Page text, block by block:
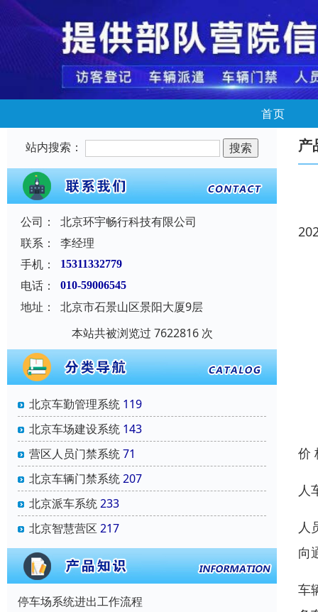
首页
站内搜索：
公司：
北京环宇畅行科技有限公司
联系：
李经理
手机：
15311332779
电话： 010-59006545
地址：
北京市石景山区景阳大厦9层
本站共被浏览过 7622816 次
北京车勤管理系统 119
北京车场建设系统 143
营区人员门禁系统71
北京车辆门禁系统207
北京派车系统233
北京智慧营区 217
停车场系统进出工作流程
产
价
人
人
向
车